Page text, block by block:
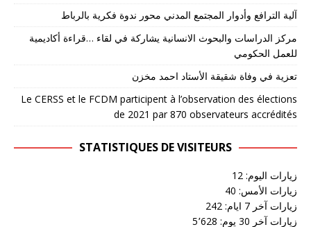
آلية الترافع وأدوار المجتمع المدني محور ندوة فكرية بالرباط
مركز الدراسات والبحوث الانسانية يشاركة في لقاء …قراءة أكاديمية
للعمل الحكومي
تعزية في وفاة شقيقة الأستاد احمد مخزن
Le CERSS et le FCDM participent à l’observation des élections
de 2021 par 870 observateurs accrédités
STATISTIQUES DE VISITEURS
زيارات اليوم: 12
زيارات الأمس: 40
زيارات آخر 7 ايام:
242
زيارات آخر 30 يوم:
5٬628